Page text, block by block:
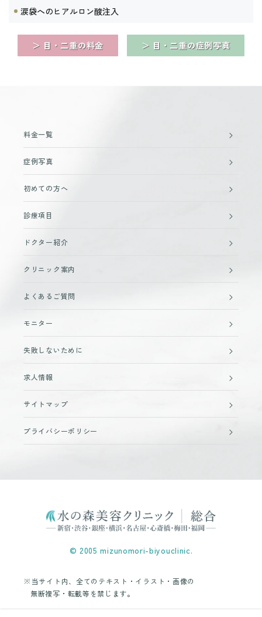
涙袋へのヒアルロン酸注入
＞ 目・二重の料金 ＞ 目・二重の症例写真
料金一覧
症例写真
初めての方へ
診療項目
ドクター紹介
クリニック案内
よくあるご質問
モニター
失敗しないために
求人情報
サイトマップ
プライバシーポリシー
© 2005 mizunomori-biyouclinic.
※当サイト内、全てのテキスト・イラスト・画像の
無断複写・転載等を禁じます。